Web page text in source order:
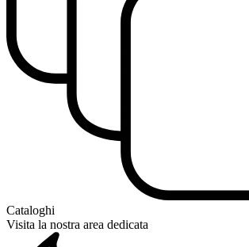
Cataloghi
Visita la nostra area dedicata